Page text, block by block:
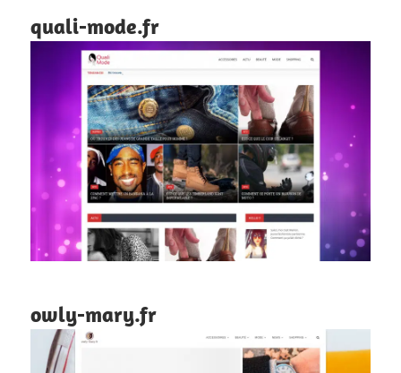
quali-mode.fr
owly-mary.fr